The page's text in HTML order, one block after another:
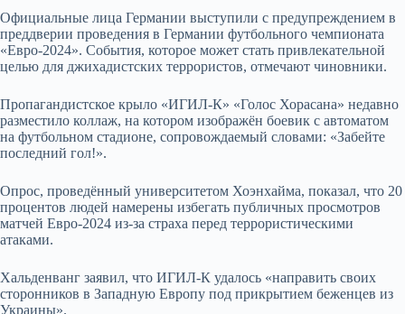
Официальные лица Германии выступили с предупреждением в
преддверии проведения в Германии футбольного чемпионата
«Евро-2024». События, которое может стать привлекательной
целью для джихадистских террористов, отмечают чиновники.
Пропагандистское крыло «ИГИЛ-К» «Голос Хорасана» недавно
разместило коллаж, на котором изображён боевик с автоматом
на футбольном стадионе, сопровождаемый словами: «Забейте
последний гол!».
Опрос, проведённый университетом Хоэнхайма, показал, что 20
процентов людей намерены избегать публичных просмотров
матчей Евро-2024 из-за страха перед террористическими
атаками.
Хальденванг заявил, что ИГИЛ-К удалось «направить своих
сторонников в Западную Европу под прикрытием беженцев из
Украины».